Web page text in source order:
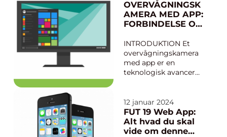
lydplatform, der gør
det muligt for
brugerne at styre og
lydoplevelse på en
enestående måde.
Uanset om det er at
streame musik...
OVERVÅGNINGSK
AMERA MED APP:
FORBINDELSE OG
TECH-
ENTUSIASTER
INTRODUKTION Et
overvågningskamera
med app er en
teknologisk avanceret
for at have forbindelse
til deres hjem eller
kontor overalt og når
som helst via en
12 januar 2024
FUT 19 Web App:
Alt hvad du skal
vide om denne